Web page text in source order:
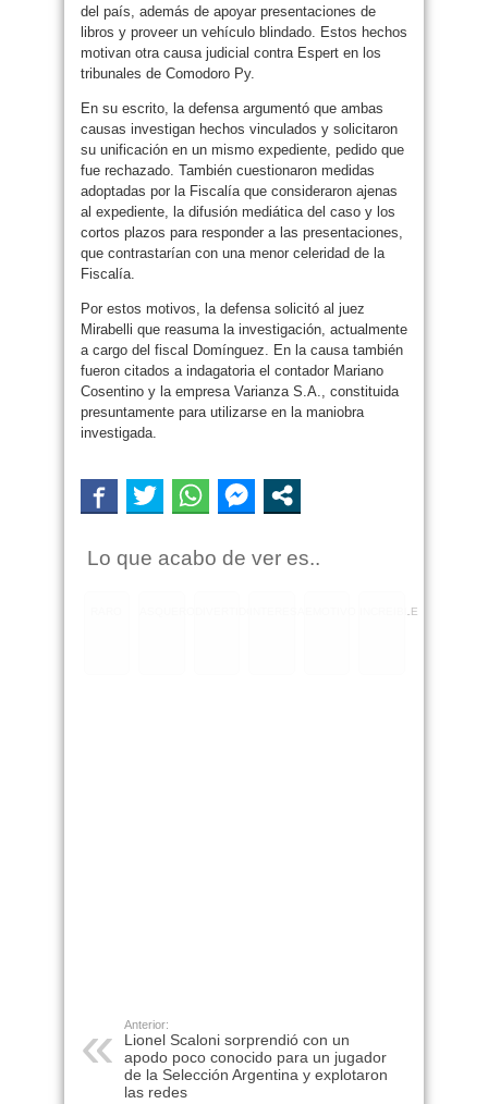
del país, además de apoyar presentaciones de
libros y proveer un vehículo blindado. Estos hechos
motivan otra causa judicial contra Espert en los
tribunales de Comodoro Py.
En su escrito, la defensa argumentó que ambas
causas investigan hechos vinculados y solicitaron
su unificación en un mismo expediente, pedido que
fue rechazado. También cuestionaron medidas
adoptadas por la Fiscalía que consideraron ajenas
al expediente, la difusión mediática del caso y los
cortos plazos para responder a las presentaciones,
que contrastarían con una menor celeridad de la
Fiscalía.
Por estos motivos, la defensa solicitó al juez
Mirabelli que reasuma la investigación, actualmente
a cargo del fiscal Domínguez. En la causa también
fueron citados a indagatoria el contador Mariano
Cosentino y la empresa Varianza S.A., constituida
presuntamente para utilizarse en la maniobra
investigada.
Lo que acabo de ver es..
INCREIBLE
Anterior:
Lionel Scaloni sorprendió con un
apodo poco conocido para un jugador
de la Selección Argentina y explotaron
las redes